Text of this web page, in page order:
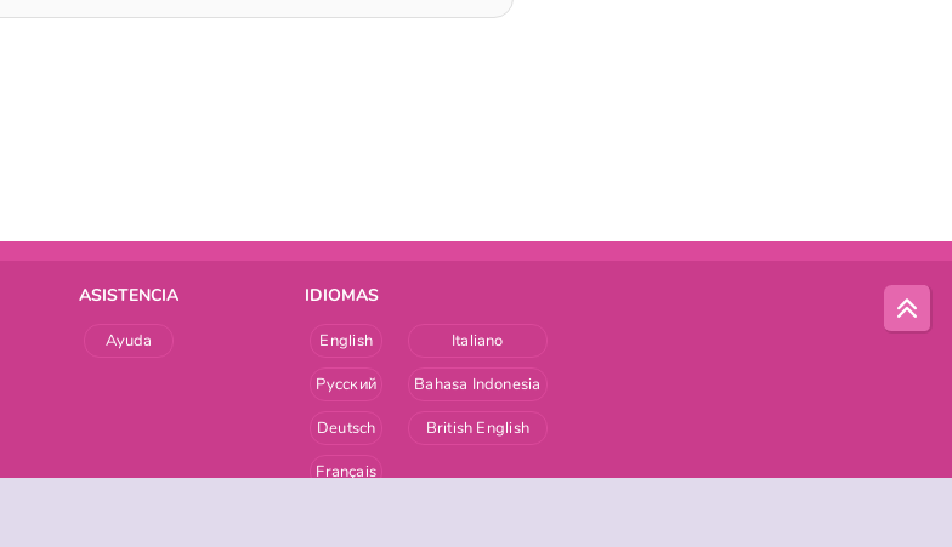
ASISTENCIA
Ayuda
IDIOMAS
English
Русский
Deutsch
Français
Italiano
Bahasa Indonesia
British English